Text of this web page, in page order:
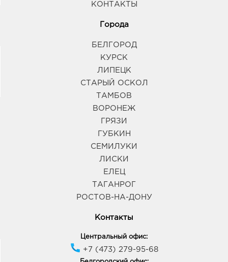
КОНТАКТЫ
Города
БЕЛГОРОД
КУРСК
ЛИПЕЦК
СТАРЫЙ ОСКОЛ
ТАМБОВ
ВОРОНЕЖ
ГРЯЗИ
ГУБКИН
СЕМИЛУКИ
ЛИСКИ
ЕЛЕЦ
ТАГАНРОГ
РОСТОВ-НА-ДОНУ
Контакты
Центральный офис:
+7 (473) 279-95-68